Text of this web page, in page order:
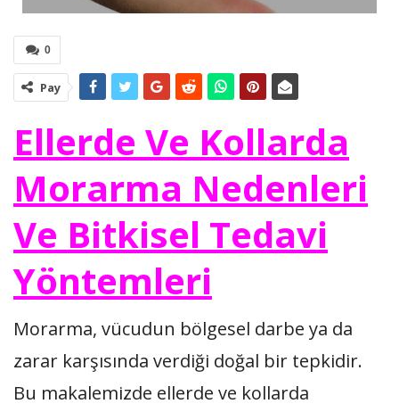
0
Pay
Ellerde Ve Kollarda
Morarma Nedenleri
Ve Bitkisel Tedavi
Yöntemleri
Morarma, vücudun bölgesel darbe ya da
zarar karşısında verdiği doğal bir tepkidir.
Bu makalemizde ellerde ve kollarda